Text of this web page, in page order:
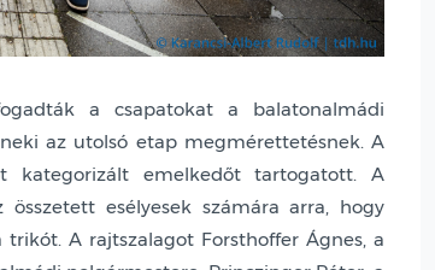
a csapatokat a balatonalmádi
az utolsó etap megmérettetésnek. A
kategorizált emelkedőt tartogatott. A
esélyesek számára arra, hogy
A rajtszalagot Forsthoffer Ágnes, a